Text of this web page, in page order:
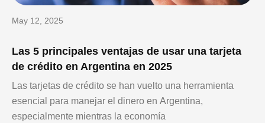
Las 5 principales ventajas de usar una tarjeta
de crédito en Argentina en 2025
May 12, 2025
Las tarjetas de crédito se han vuelto una herramienta
esencial para manejar el dinero en Argentina,
especialmente mientras la economía